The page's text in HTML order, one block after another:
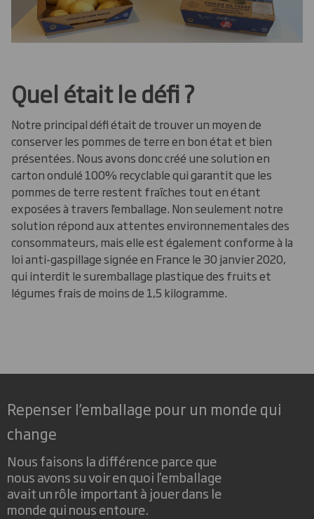
Quel était le défi ?
Notre principal défi était de trouver un moyen de
conserver les pommes de terre en bon état et bien
présentées. Nous avons donc créé une solution en
carton ondulé 100% recyclable qui garantit que les
pommes de terre restent fraîches tout en étant
exposées à travers l'emballage. Non seulement notre
solution répond aux attentes environnementales des
consommateurs, mais elle est également conforme à la
loi anti-gaspillage signée en France le 30 janvier 2020,
qui interdit le suremballage plastique des fruits et
légumes frais de moins de 1,5 kilogramme.
Repenser l’emballage pour un monde qui
change
Nous faisons la différence parce que
nous avons su voir en quoi l'emballage
avait un rôle important à jouer dans le
monde qui nous entoure.